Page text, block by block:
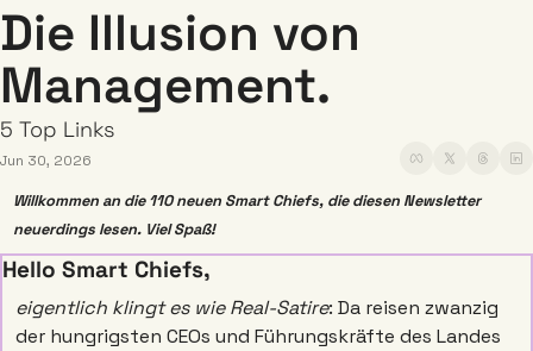
Linkedin
Die Illusion von
Management.
5 Top Links
Jun 30, 2026
Willkommen an die 110 neuen Smart Chiefs, die diesen Newsletter
neuerdings lesen. Viel Spaß!
Hello Smart Chiefs,
eigentlich klingt es wie Real-Satire: Da reisen zwanzig
der hungrigsten CEOs und Führungskräfte des Landes